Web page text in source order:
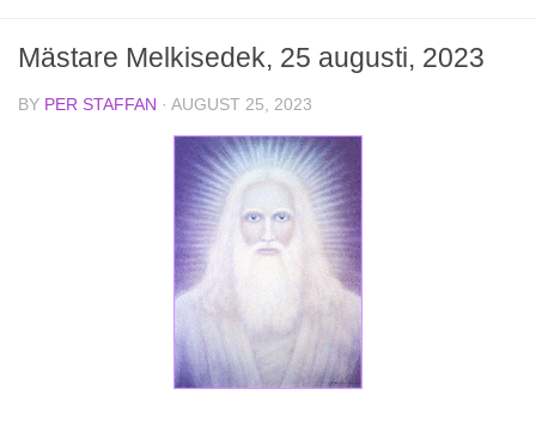
Mästare Melkisedek, 25 augusti, 2023
BY PER STAFFAN · AUGUST 25, 2023